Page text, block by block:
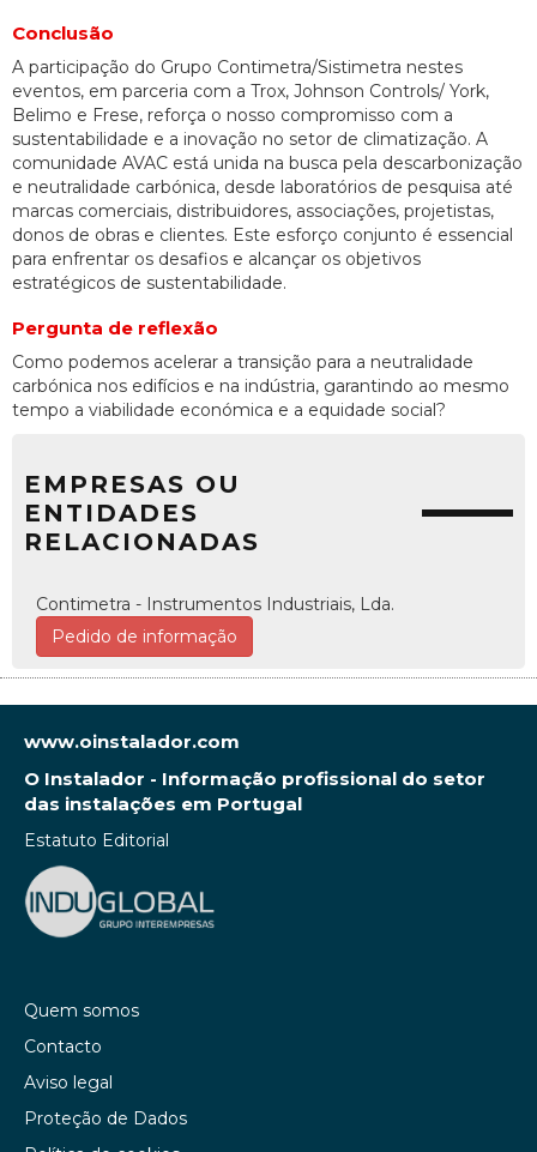
Conclusão
A participação do Grupo Contimetra/Sistimetra nestes
eventos, em parceria com a Trox, Johnson Controls/ York,
Belimo e Frese, reforça o nosso compromisso com a
sustentabilidade e a inovação no setor de climatização. A
comunidade AVAC está unida na busca pela descarbonização
e neutralidade carbónica, desde laboratórios de pesquisa até
marcas comerciais, distribuidores, associações, projetistas,
donos de obras e clientes. Este esforço conjunto é essencial
para enfrentar os desafios e alcançar os objetivos
estratégicos de sustentabilidade.
Pergunta de reflexão
Como podemos acelerar a transição para a neutralidade
carbónica nos edifícios e na indústria, garantindo ao mesmo
tempo a viabilidade económica e a equidade social?
EMPRESAS OU
ENTIDADES
RELACIONADAS
Contimetra - Instrumentos Industriais, Lda.
Pedido de informação
www.oinstalador.com
O Instalador - Informação profissional do setor
das instalações em Portugal
Estatuto Editorial
Quem somos
Contacto
Aviso legal
Proteção de Dados